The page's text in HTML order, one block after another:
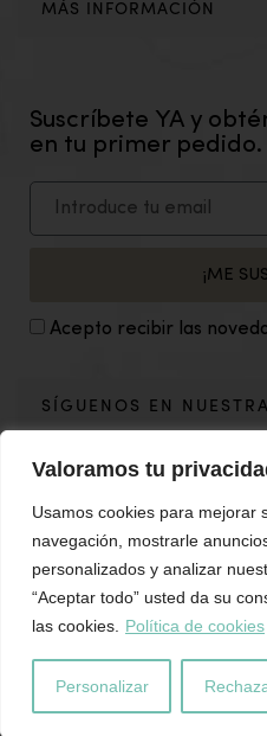
Valoramos tu
Usamos cookies para mejorar
navegación, mostrarle
personalizados y analizar
“Aceptar todo” usted da su
las cookies.
Política de cookies
Personalizar
MÁS INFORMACIÓN
Suscríbete YA y
en tu primer pedido.
Acepto recibir las
¡ME
SÍGUENOS EN